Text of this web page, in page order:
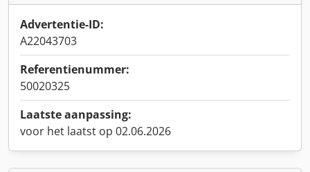
Advertentie-ID:
A22043703
Referentienummer:
50020325
Laatste aanpassing:
voor het laatst op 02.06.2026